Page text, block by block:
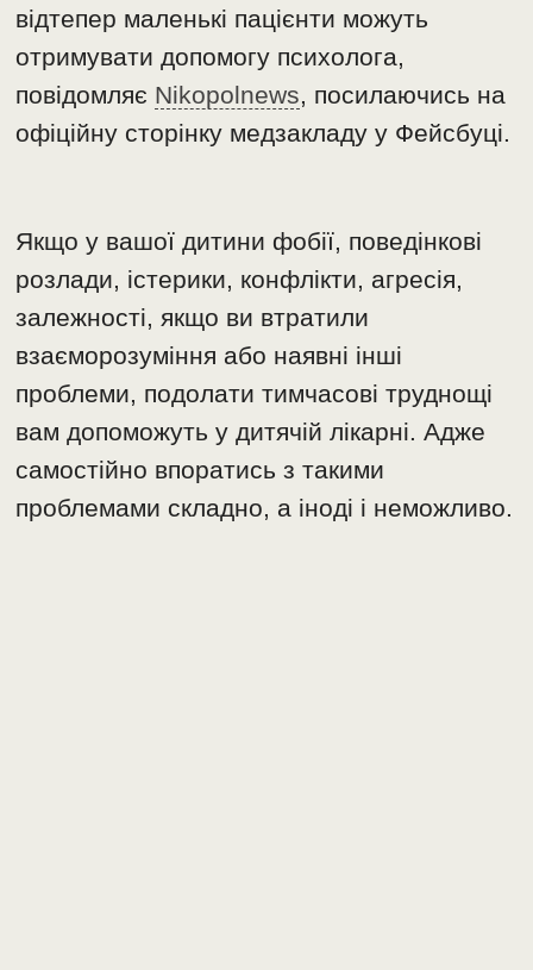
відтепер маленькі пацієнти можуть
отримувати допомогу психолога,
повідомляє Nikopolnews, посилаючись на
офіційну сторінку медзакладу у Фейсбуці.
Якщо у вашої дитини фобії, поведінкові
розлади, істерики, конфлікти, агресія,
залежності, якщо ви втратили
взаєморозуміння або наявні інші
проблеми, подолати тимчасові труднощі
вам допоможуть у дитячій лікарні. Адже
самостійно впоратись з такими
проблемами складно, а іноді і неможливо.